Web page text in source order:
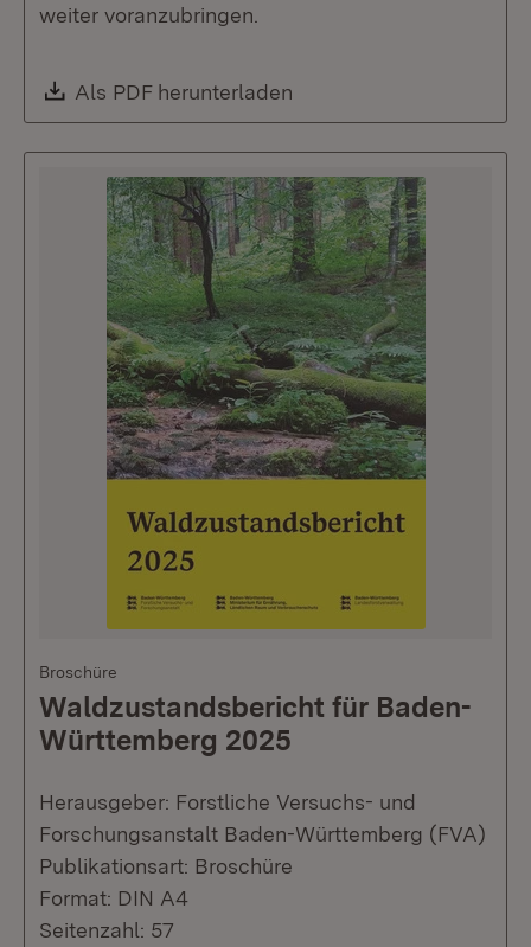
weiter voranzubringen.
Download:
Als PDF herunterladen
Broschüre
Waldzustandsbericht für Baden-
Württemberg 2025
Herausgeber: Forstliche Versuchs- und
Forschungsanstalt Baden-Württemberg (FVA)
Publikationsart: Broschüre
Format: DIN A4
Seitenzahl: 57